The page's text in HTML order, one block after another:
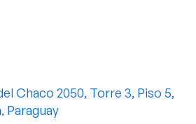
Chaco 2050, Torre 3, Piso 5,
Paraguay